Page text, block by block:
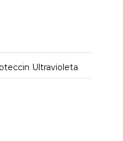
Ultravioleta